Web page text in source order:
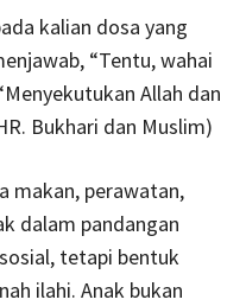
kalian dosa yang
“Tentu, wahai
Allah dan
Bukhari dan Muslim)
makan, perawatan,
dalam pandangan
tetapi bentuk
ilahi. Anak bukan